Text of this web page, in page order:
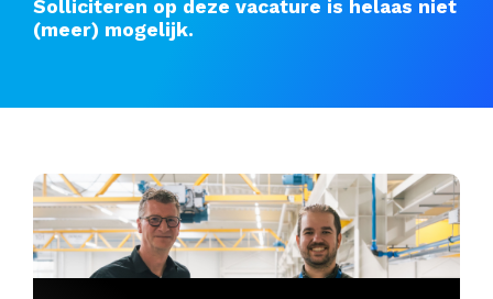
Solliciteren op deze vacature is helaas niet
(meer) mogelijk.